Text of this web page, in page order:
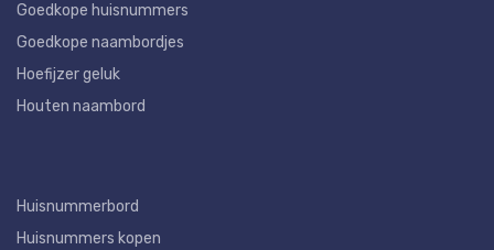
Goedkope huisnummers
Goedkope naambordjes
Hoefijzer geluk
Houten naambord
Huisnummerbord
Huisnummers kopen